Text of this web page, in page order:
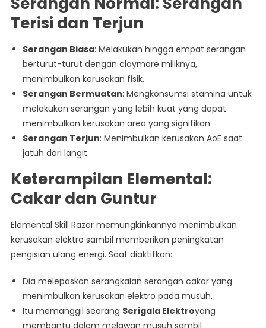
Terisi dan Terjun
Serangan Biasa: Melakukan hingga empat serangan
berturut-turut dengan claymore miliknya,
menimbulkan kerusakan fisik.
Serangan Bermuatan: Mengkonsumsi stamina untuk
melakukan serangan yang lebih kuat yang dapat
menimbulkan kerusakan area yang signifikan.
Serangan Terjun: Menimbulkan kerusakan AoE saat
jatuh dari langit.
Keterampilan Elemental:
Cakar dan Guntur
Elemental Skill Razor memungkinkannya menimbulkan
kerusakan elektro sambil memberikan peningkatan
pengisian ulang energi. Saat diaktifkan:
Dia melepaskan serangkaian serangan cakar yang
menimbulkan kerusakan elektro pada musuh.
Itu memanggil seorang Serigala Elektroyang